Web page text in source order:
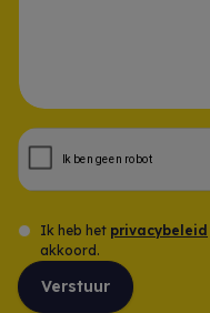
Ik heb het privacybeleid
akkoord.
Verstuur